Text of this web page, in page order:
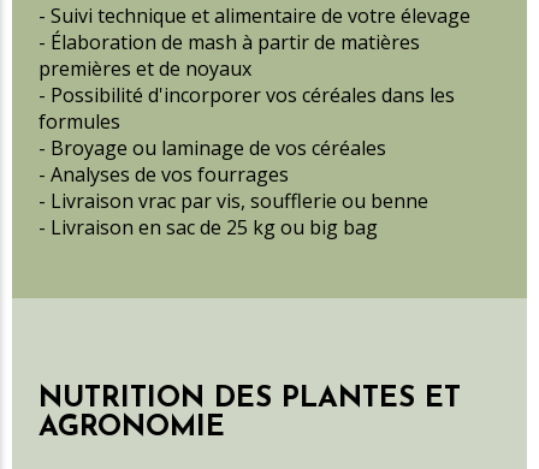
- Suivi technique et alimentaire de votre élevage
- Élaboration de mash à partir de matières
premières et de noyaux
- Possibilité d'incorporer vos céréales dans les
formules
- Broyage ou laminage de vos céréales
- Analyses de vos fourrages
- Livraison vrac par vis, soufflerie ou benne
- Livraison en sac de 25 kg ou big bag
NUTRITION DES PLANTES ET
AGRONOMIE